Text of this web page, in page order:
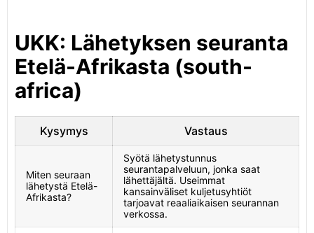
UKK: Lähetyksen seuranta
Etelä-Afrikasta (south-
africa)
Kysymys Vastaus
Miten seuraan
lähetystä Etelä-
Afrikasta?
Syötä lähetystunnus
seurantapalveluun, jonka saat
lähettäjältä. Useimmat
kansainväliset kuljetusyhtiöt
tarjoavat reaaliaikaisen seurannan
verkossa.